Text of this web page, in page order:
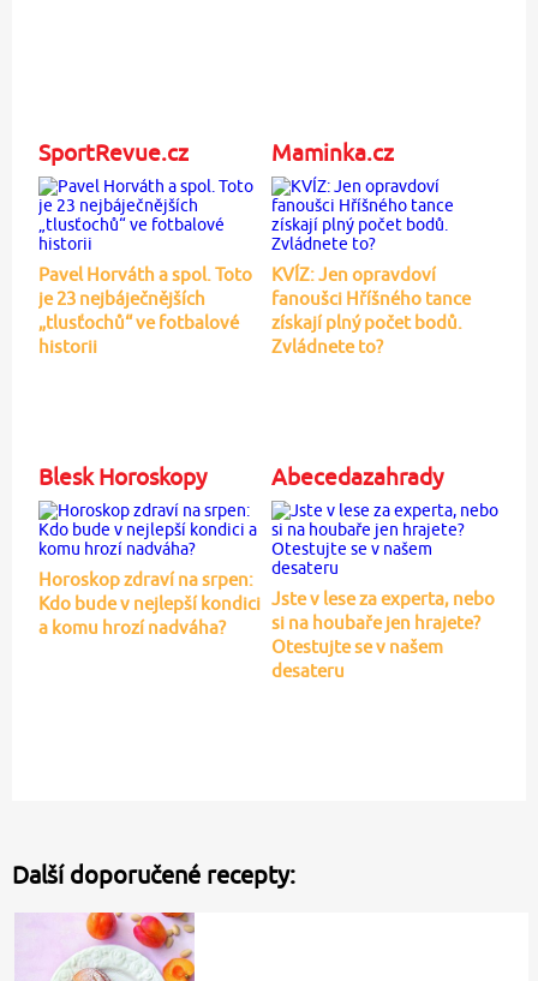
SportRevue.cz
Pavel Horváth a spol. Toto
je 23 nejbáječnějších
„tlusťochů“ ve fotbalové
historii
Maminka.cz
KVÍZ: Jen opravdoví
fanoušci Hříšného tance
získají plný počet bodů.
Zvládnete to?
Blesk Horoskopy
Horoskop zdraví na srpen:
Kdo bude v nejlepší kondici
a komu hrozí nadváha?
Abecedazahrady
Jste v lese za experta, nebo
si na houbaře jen hrajete?
Otestujte se v našem
desateru
Další doporučené recepty: